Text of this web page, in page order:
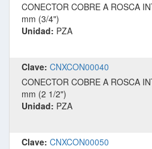
CONECTOR COBRE A ROSCA
mm (3/4")
Unidad: PZA
Clave: CNXCON00040
CONECTOR COBRE A ROSCA
mm (2 1/2")
Unidad: PZA
Clave: CNXCON00050